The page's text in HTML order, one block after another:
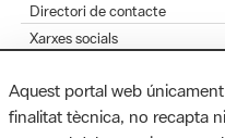
Directori de contacte
Xarxes socials
Bústia de suggeriments
Opineu sobre els parcs
Aquest portal web
finalitat tècnica, no recapta